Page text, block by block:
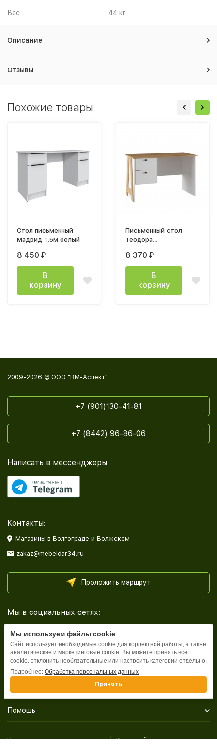
Вес 44 кг
Описание
Отзывы
Похожие товары
Стол письменный
Мадрид 1,5м белый
8 450 ₽
В
корзину
Письменный стол
Теодора
крафт / белый
8 370 ₽
В
корзину
2009-2026 © ООО "ВМ-Аспект"
+7 (901)130-41-81
+7 (8442) 96-86-06
Написать в мессенджеры:
Контакты:
Магазины в Волгограде и Волжском
zakaz@mebeldar34.ru
Проложить маршрут
Мы в социальных сетях:
Каталог
Помощь
Политика персональных данных Карта сайта
Мы используем файлы cookie
Сайт использует необходимые cookie для корректной работы, а также
аналитические и маркетинговые cookie. Вы можете принять все
cookie, отклонить необязательные или настроить категории отдельно.
Подробнее: Обработка персональных данных
Принять